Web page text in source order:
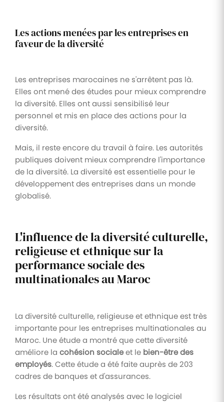
Les actions menées par les entreprises en
faveur de la diversité
Les entreprises marocaines ne s'arrêtent pas là.
Elles ont mené des études pour mieux comprendre
la diversité. Elles ont aussi sensibilisé leur
personnel et mis en place des actions pour la
diversité.
Mais, il reste encore du travail à faire. Les autorités
publiques doivent mieux comprendre l'importance
de la diversité. La diversité est essentielle pour le
développement des entreprises dans un monde
globalisé.
L'influence de la diversité culturelle,
religieuse et ethnique sur la
performance sociale des
multinationales au Maroc
La diversité culturelle, religieuse et ethnique est très
importante pour les entreprises multinationales au
Maroc. Une étude a montré que cette diversité
améliore la cohésion socialeet le bien-être des
employés. Cette étude a été faite auprès de 203
cadres de banques et d'assurances.
Les résultats ont été analysés avec le logiciel